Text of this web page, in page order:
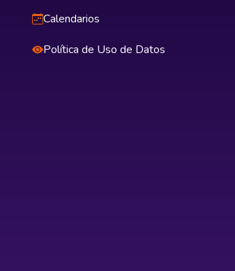
Calendarios
Política de Uso de Datos